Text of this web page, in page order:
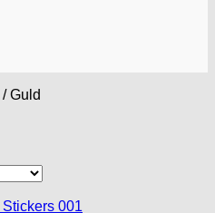
/Guld